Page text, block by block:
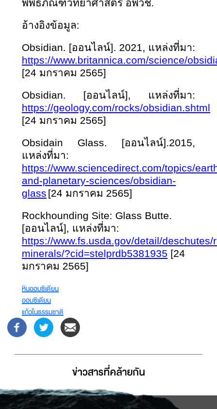
พิพิธภัณฑ์วิทยาศาสตร์ อพวช.
อ้างอิงข้อมูล:
Obsidian. [ออนไลน์]. 2021, แหล่งที่มา:
https://www.britannica.com/science/
[24 มกราคม 2565]
Obsidian. [ออนไลน์], แหล่งที่มา:
https://geology.com/rocks/obsidian.shtml
[24 มกราคม 2565]
Obsidain Glass. [ออนไลน์].2015,
แหล่งที่มา:
https://www.sciencedirect.com/topics/
and-planetary-sciences/obsidian-
glass [24 มกราคม 2565]
Rockhounding Site: Glass Butte.
[ออนไลน์], แหล่งที่มา:
https://www.fs.usda.gov/detail/
minerals/?cid=stelprdb5381935 [24
มกราคม 2565]
หินออบซิเดียน
ออบซิเดียน
แก้วในธรรมชาติ
ข่าวสารที่่คล้ายกัน